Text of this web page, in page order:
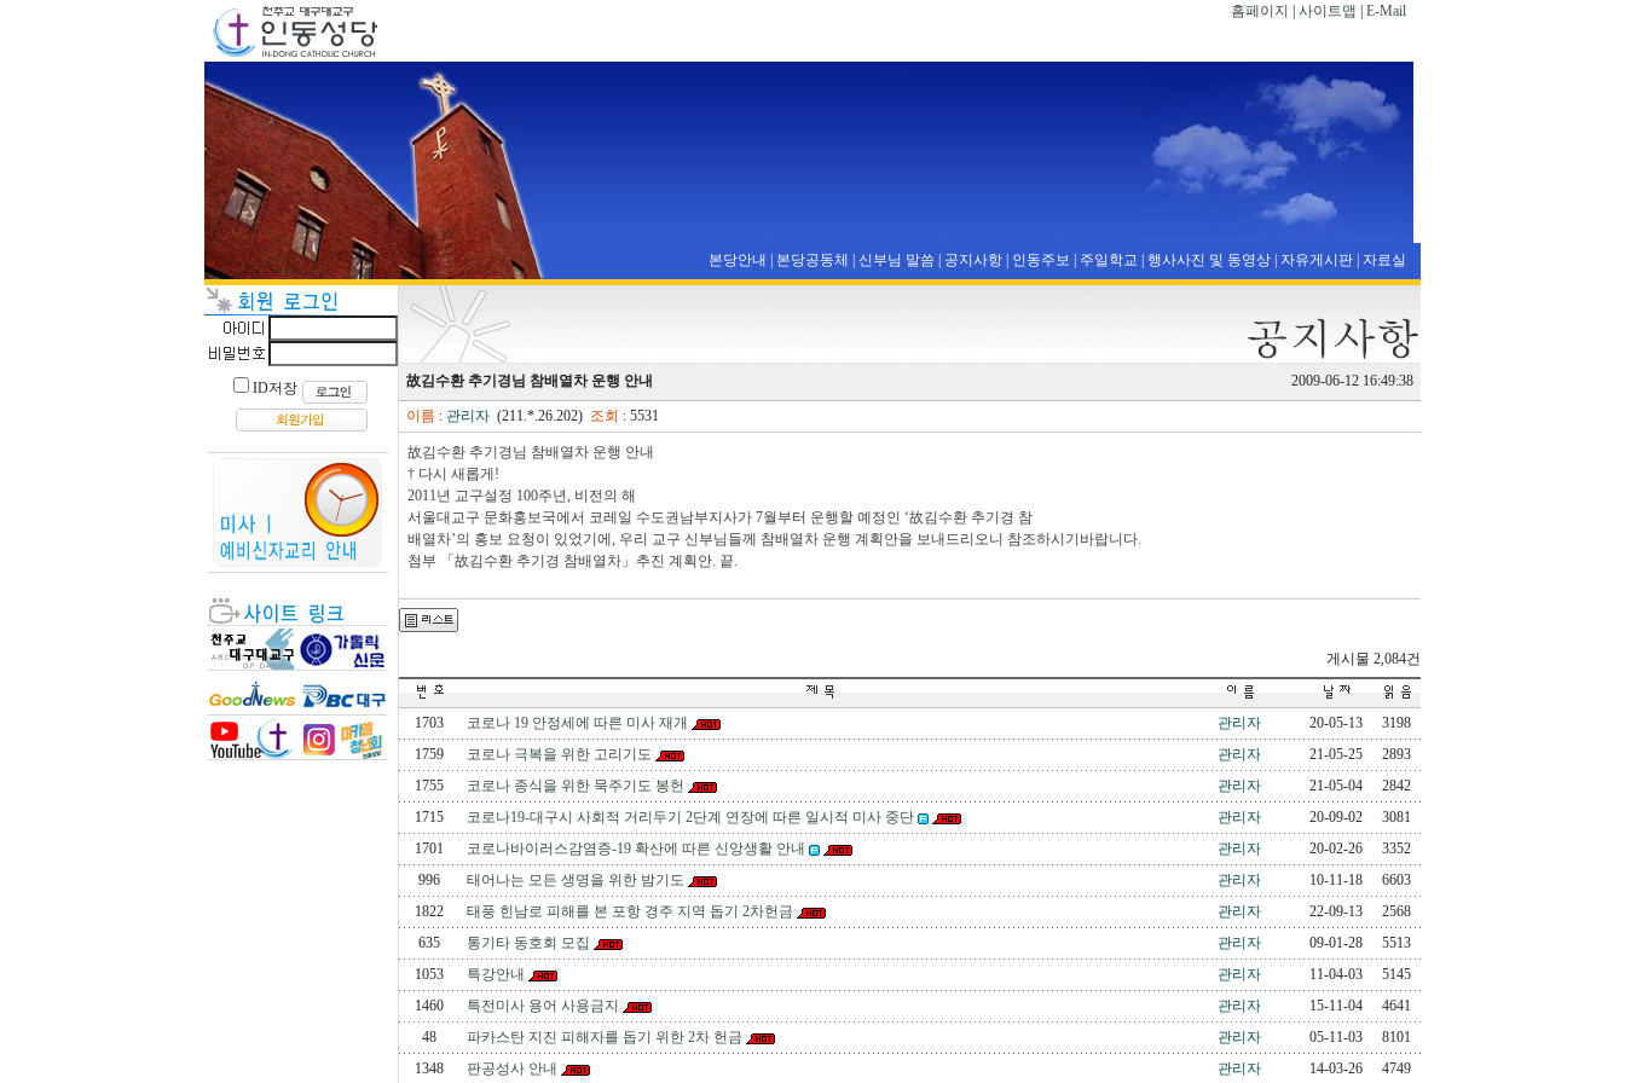
홈페이지 사이트맵 E-Mail
본당안내 본당공동체 신부님 말씀 공지사항 인동주보 주일학교 행사사진 및 동영상 자유게시판 자료실
ID저장 故김수환 추기경님 참배열차 운행 안내 2009-06-12 16:49:38
이름 : 관리자 (211.*.26.202) 조회 : 5531
故김수환 추기경님 참배열차 운행 안내
† 다시 새롭게!
2011년 교구설정 100주년, 비전의 해
서울대교구 문화홍보국에서 코레일 수도권남부지사가 7월부터 운행할 예정인 ‘故김수환 추기경 참
배열차’의 홍보 요청이 있었기에, 우리 교구 신부님들께 참배열차 운행 계획안을 보내드리오니 참조하시기바랍니다.
첨부 「故김수환 추기경 참배열차」추진 계획안. 끝.
게시물 2,084건
1703 코로나 19 안정세에 따른 미사 재개 관리자 20-05-13
3198
1759
코로나 극복을 위한 고리기도 관리자 21-05-25
2893
1755
코로나 종식을 위한 묵주기도 봉헌 관리자 21-05-04
2842
1715
코로나19-대구시 사회적 거리두기 2단계 연장에 따른 일시적 미사 중단 관리자 20-09-02
3081
1701
코로나바이러스감염증-19 확산에 따른 신앙생활 안내 관리자 20-02-26
3352
996
태어나는 모든 생명을 위한 밤기도 관리자 10-11-18
6603
1822
태풍 힌남로 피해를 본 포항 경주 지역 돕기 2차헌금 관리자 22-09-13
2568
635
통기타 동호회 모집 관리자 09-01-28
5513
1053
특강안내 관리자 11-04-03
5145
1460
특전미사 용어 사용금지 관리자 15-11-04
4641
48
파카스탄 지진 피해자를 돕기 위한 2차 헌금 관리자 05-11-03
8101
1348
판공성사 안내 관리자 14-03-26 4749